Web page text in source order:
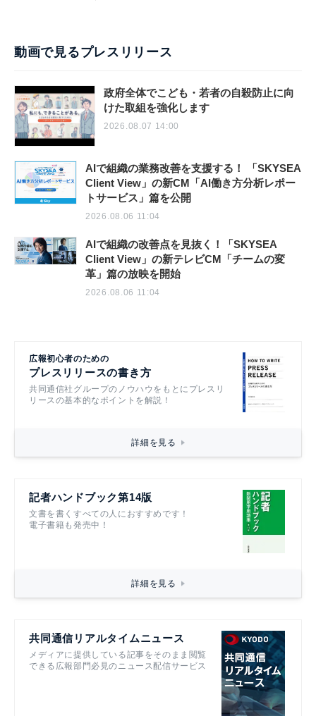
動画で見るプレスリリース
政府全体でこども・若者の自殺防止に向
けた取組を強化します
2026.08.07 14:00
AIで組織の業務改善を支援する！ 「SKYSEA
Client View」の新CM「AI働き方分析レポー
トサービス」篇を公開
2026.08.06 11:04
AIで組織の改善点を見抜く！「SKYSEA
Client View」の新テレビCM「チームの変
革」篇の放映を開始
2026.08.06 11:04
広報初心者のための
プレスリリースの書き方
共同通信社グループのノウハウをもとにプレスリ
リースの基本的なポイントを解説！
詳細を見る
記者ハンドブック第14版
文書を書くすべての人におすすめです！
電子書籍も発売中！
詳細を見る
共同通信リアルタイムニュース
メディアに提供している記事をそのまま閲覧
できる広報部門必見のニュース配信サービス